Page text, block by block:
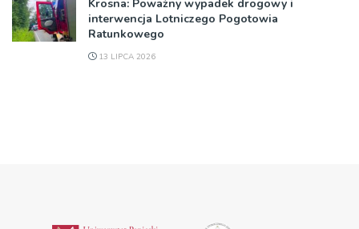
Krosna: Poważny wypadek drogowy i
interwencja Lotniczego Pogotowia
Ratunkowego
13 LIPCA 2026